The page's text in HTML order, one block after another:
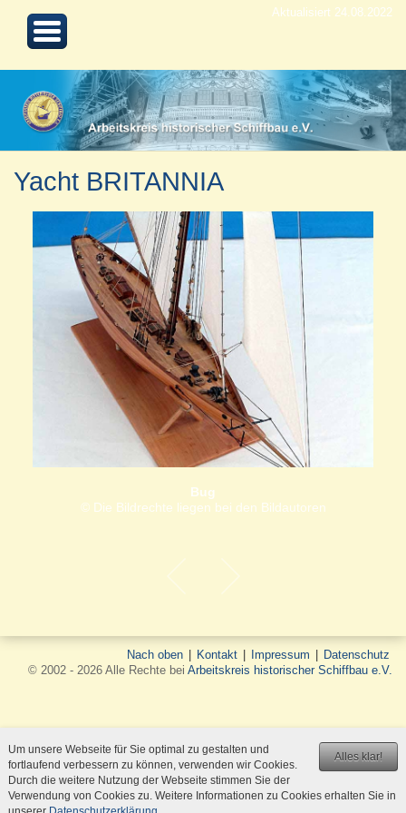
Aktualisiert 24.08.2022
Yacht BRITANNIA
Bug
© Die Bildrechte liegen bei den Bildautoren
Nach oben Kontakt Impressum
Datenschutz
© 2002 - 2026 Alle Rechte bei Arbeitskreis historischer Schiffbau e.V.
Alles klar!
Um unsere Webseite für Sie optimal zu gestalten und
fortlaufend verbessern zu können, verwenden wir Cookies.
Durch die weitere Nutzung der Webseite stimmen Sie der
Verwendung von Cookies zu. Weitere Informationen zu Cookies erhalten Sie in